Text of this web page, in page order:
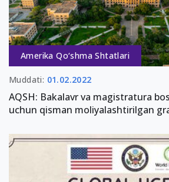
Amerika Qo‘shma Shtatlari
Muddati: 01.02.2022
AQSH: Bakalavr va magistratura
uchun qisman moliyalashtirilgan